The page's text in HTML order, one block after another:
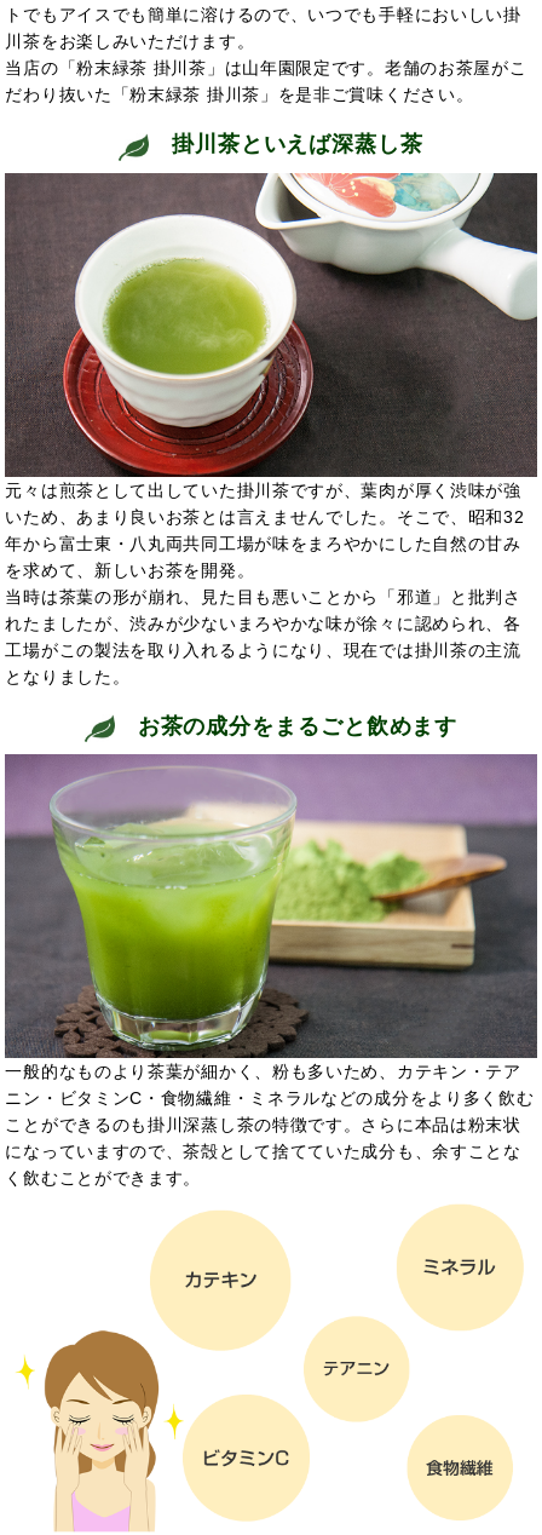
トでもアイスでも簡単に溶けるので、いつでも手軽においしい掛
川茶をお楽しみいただけます。
当店の「粉末緑茶 掛川茶」は山年園限定です。老舗のお茶屋がこ
だわり抜いた「粉末緑茶 掛川茶」を是非ご賞味ください。
掛川茶といえば深蒸し茶
元々は煎茶として出していた掛川茶ですが、葉肉が厚く渋味が強
いため、あまり良いお茶とは言えませんでした。そこで、昭和32
年から富士東・八丸両共同工場が味をまろやかにした自然の甘み
を求めて、新しいお茶を開発。
当時は茶葉の形が崩れ、見た目も悪いことから「邪道」と批判さ
れたましたが、渋みが少ないまろやかな味が徐々に認められ、各
工場がこの製法を取り入れるようになり、現在では掛川茶の主流
となりました。
お茶の成分をまるごと飲めます
一般的なものより茶葉が細かく、粉も多いため、カテキン・テア
ニン・ビタミンC・食物繊維・ミネラルなどの成分をより多く飲む
ことができるのも掛川深蒸し茶の特徴です。さらに本品は粉末状
になっていますので、茶殻として捨てていた成分も、余すことな
く飲むことができます。